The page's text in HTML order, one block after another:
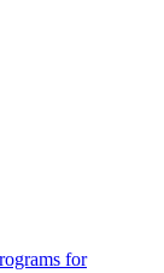
for